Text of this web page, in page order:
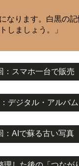
なります。白黒の
しましょう。」
：スマホ一台で販売
デジタル・アルバム
：AIで蘇る古い写真